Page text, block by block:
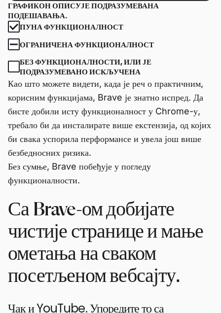
ГРАФИКОН ОПИСУЈЕ ПОДРАЗУМЕВАНА
ПОДЕШАВАЊА.
ПУНА ФУНКЦИОНАЛНОСТ
ОГРАНИЧЕНА ФУНКЦИОНАЛНОСТ
БЕЗ ФУНКЦИОНАЛНОСТИ, ИЛИ ЈЕ
ПОДРАЗУМЕВАНО ИСКЉУЧЕНА
Као што можете видети, када је реч о практичним,
корисним функцијама, Brave је знатно испред. Да
бисте добили исту функционалност у Chrome-у,
требало би да инсталирате више екстензија, од којих
би свака успорила перформансе и увела још више
безбедносних ризика.
Без сумње, Brave побеђује у погледу
функционалности.
Са Brave-ом добијате
чистије странице и мање
ометања на сваком
посетљеном вебсајту.
Чак и YouTube. Упоредите то са